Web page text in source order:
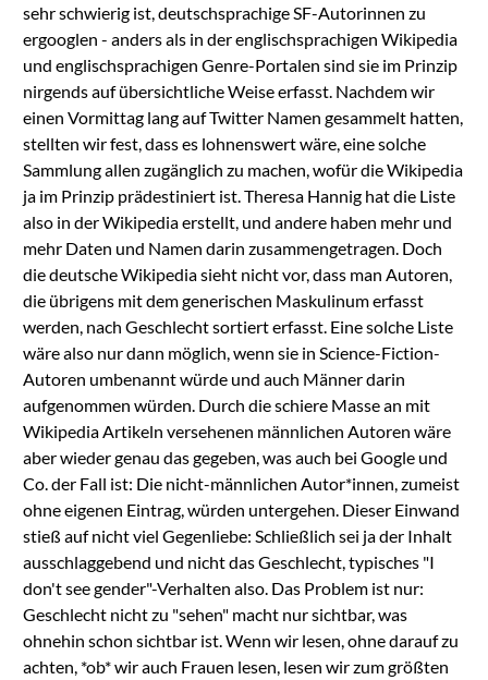
sehr schwierig ist, deutschsprachige SF-Autorinnen zu
ergooglen - anders als in der englischsprachigen Wikipedia
und englischsprachigen Genre-Portalen sind sie im Prinzip
nirgends auf übersichtliche Weise erfasst. Nachdem wir
einen Vormittag lang auf Twitter Namen gesammelt hatten,
stellten wir fest, dass es lohnenswert wäre, eine solche
Sammlung allen zugänglich zu machen, wofür die Wikipedia
ja im Prinzip prädestiniert ist. Theresa Hannig hat die Liste
also in der Wikipedia erstellt, und andere haben mehr und
mehr Daten und Namen darin zusammengetragen. Doch
die deutsche Wikipedia sieht nicht vor, dass man Autoren,
die übrigens mit dem generischen Maskulinum erfasst
werden, nach Geschlecht sortiert erfasst. Eine solche Liste
wäre also nur dann möglich, wenn sie in Science-Fiction-
Autoren umbenannt würde und auch Männer darin
aufgenommen würden. Durch die schiere Masse an mit
Wikipedia Artikeln versehenen männlichen Autoren wäre
aber wieder genau das gegeben, was auch bei Google und
Co. der Fall ist: Die nicht-männlichen Autor*innen, zumeist
ohne eigenen Eintrag, würden untergehen. Dieser Einwand
stieß auf nicht viel Gegenliebe: Schließlich sei ja der Inhalt
ausschlaggebend und nicht das Geschlecht, typisches "I
don't see gender"-Verhalten also. Das Problem ist nur:
Geschlecht nicht zu "sehen" macht nur sichtbar, was
ohnehin schon sichtbar ist. Wenn wir lesen, ohne darauf zu
achten, *ob* wir auch Frauen lesen, lesen wir zum größten